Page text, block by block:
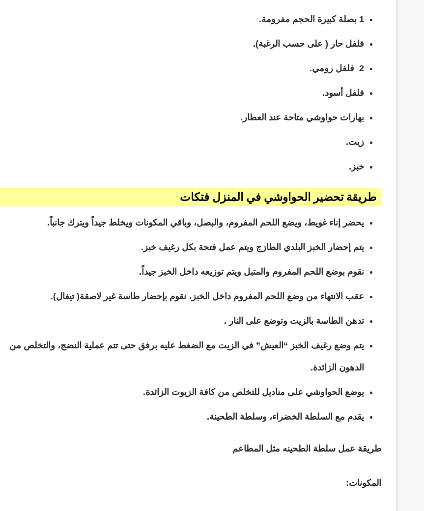
1 بصلة كبيرة الحجم مفرومة.
فلفل حار ( على حسب الرغبة).
2 فلفل رومي.
فلفل أسود.
بهارات حواوشي متاحة عند العطار.
زيت.
خبز.
طريقة تحضير الحواوشي في المنزل فتكات
يحضر إناء غويط، ويضع اللحم المفروم، والبصل، وباقي المكونات ويخلط جيداً ويترك جانباً.
يتم إحضار الخبز البلدي الطازج ويتم عمل فتحة بكل رغيف خبز.
نقوم بوضع اللحم المفروم والمتبل ويتم توزيعه داخل الخبز جيداً.
عقب الانتهاء من وضع اللحم المفروم داخل الخبز، نقوم بإحضار طاسة غير لاصقة( تيفال).
تدهن الطاسة بالزيت وتوضع على النار .
يتم وضع رغيف الخبز “العيش” في الزيت مع الضغط عليه برفق حتى تتم عملية النضج، والتخلص من
الدهون الزائدة.
يوضع الحواوشي على مناديل للتخلص من كافة الزيوت الزائدة.
يقدم مع السلطة الخضراء، وسلطة الطحينة.
طريقة عمل سلطة الطحينه مثل المطاعم
المكونات: